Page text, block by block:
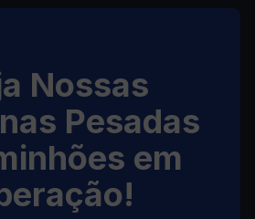
Nossas
Pesadas
em